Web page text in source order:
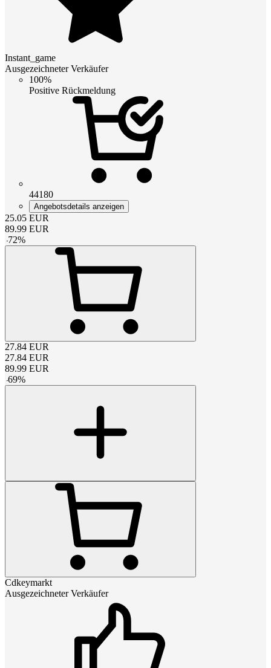
Instant_game
Ausgezeichneter Verkäufer
100%
Positive Rückmeldung
44180
Angebotsdetails anzeigen
25.05 EUR
89.99 EUR
-72%
27.84 EUR
27.84 EUR
89.99 EUR
-69%
Cdkeymarkt
Ausgezeichneter Verkäufer